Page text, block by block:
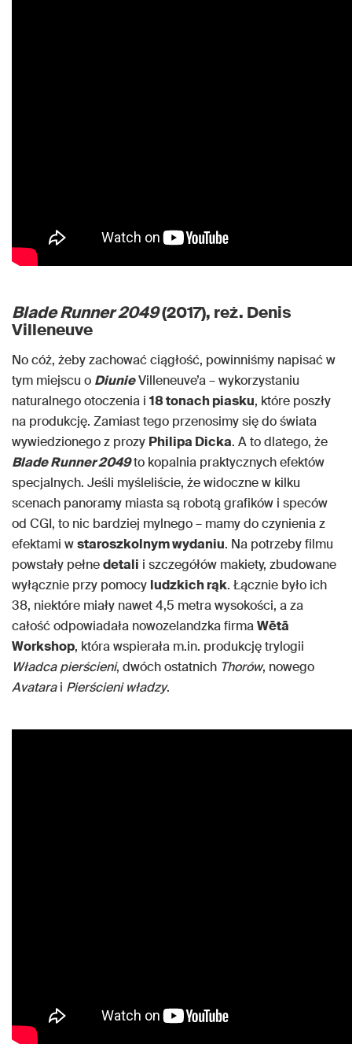
Blade Runner 2049(2017), reż. Denis
Villeneuve
No cóż, żeby zachować ciągłość, powinniśmy napisać w
tym miejscu o DiunieVilleneuve’a – wykorzystaniu
naturalnego otoczenia i 18 tonach piasku, które poszły
na produkcję. Zamiast tego przenosimy się do świata
wywiedzionego z prozy Philipa Dicka. A to dlatego, że
Blade Runner 2049to kopalnia praktycznych efektów
specjalnych. Jeśli myśleliście, że widoczne w kilku
scenach panoramy miasta są robotą grafików i speców
od CGI, to nic bardziej mylnego – mamy do czynienia z
efektami wstaroszkolnym wydaniu. Na potrzeby filmu
powstały pełnedetali i szczegółów makiety, zbudowane
wyłącznie przy pomocy ludzkich rąk. Łącznie było ich
38, niektóre miały nawet 4,5 metra wysokości, a za
całość odpowiadała nowozelandzka firmaWētā
Workshop, która wspierała m.in. produkcję trylogii
Władca pierścieni, dwóch ostatnich Thorów, nowego
Avatarai Pierścieni władzy.